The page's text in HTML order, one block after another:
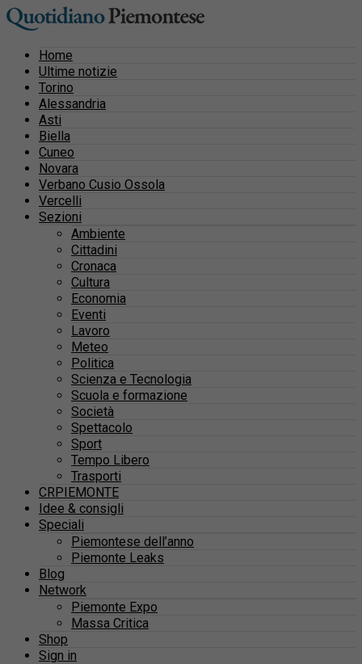
Home
Ultime notizie
Torino
Alessandria
Asti
Biella
Cuneo
Novara
Verbano Cusio Ossola
Vercelli
Sezioni
Ambiente
Cittadini
Cronaca
Cultura
Economia
Eventi
Lavoro
Meteo
Politica
Scienza e Tecnologia
Scuola e formazione
Società
Spettacolo
Sport
Tempo Libero
Trasporti
CRPIEMONTE
Idee & consigli
Speciali
Piemontese dell’anno
Piemonte Leaks
Blog
Network
Piemonte Expo
Massa Critica
Shop
Sign in